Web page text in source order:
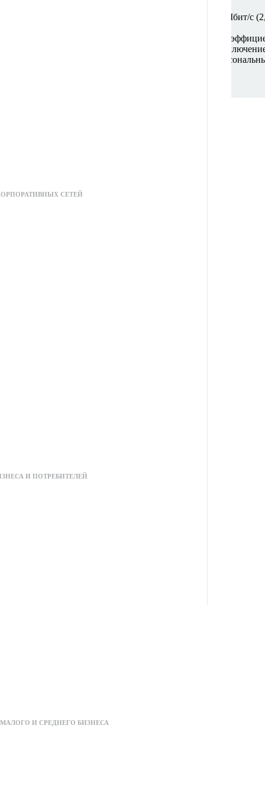
СЕТЕЙ
И ПОТРЕБИТЕЛЕЙ
И СРЕДНЕГО БИЗНЕСА
до 1201 Мбит/с (6 ГГц) + 1201 Мбит/с (5 ГГц) + 574 Мбит/с
из любой точки дома с помощью антенн с высоким
MIMO обеспечивают наиболее эффективное WiFi-
усовершенствования безопасности для защиты
× 4,4 дюйма)
системы: Windows 10, 11
5%~90% без конденсации